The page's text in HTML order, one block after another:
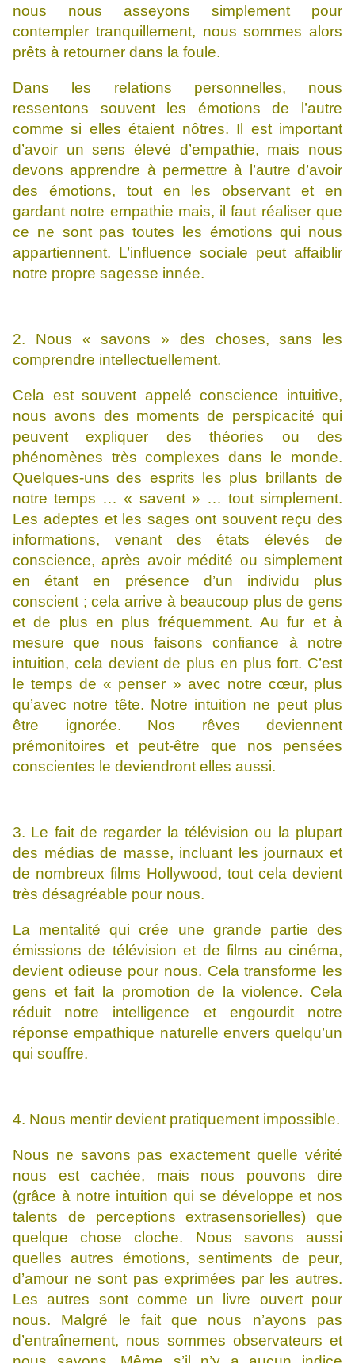
nous nous asseyons simplement pour
contempler tranquillement, nous sommes alors
prêts à retourner dans la foule.
Dans les relations personnelles, nous
ressentons souvent les émotions de l’autre
comme si elles étaient nôtres. Il est important
d’avoir un sens élevé d’empathie, mais nous
devons apprendre à permettre à l’autre d’avoir
des émotions, tout en les observant et en
gardant notre empathie mais, il faut réaliser que
ce ne sont pas toutes les émotions qui nous
appartiennent. L’influence sociale peut affaiblir
notre propre sagesse innée.
2. Nous « savons » des choses, sans les
comprendre intellectuellement.
Cela est souvent appelé conscience intuitive,
nous avons des moments de perspicacité qui
peuvent expliquer des théories ou des
phénomènes très complexes dans le monde.
Quelques-uns des esprits les plus brillants de
notre temps … « savent » … tout simplement.
Les adeptes et les sages ont souvent reçu des
informations, venant des états élevés de
conscience, après avoir médité ou simplement
en étant en présence d’un individu plus
conscient ; cela arrive à beaucoup plus de gens
et de plus en plus fréquemment. Au fur et à
mesure que nous faisons confiance à notre
intuition, cela devient de plus en plus fort. C’est
le temps de « penser » avec notre cœur, plus
qu’avec notre tête. Notre intuition ne peut plus
être ignorée. Nos rêves deviennent
prémonitoires et peut-être que nos pensées
conscientes le deviendront elles aussi.
3. Le fait de regarder la télévision ou la plupart
des médias de masse, incluant les journaux et
de nombreux films Hollywood, tout cela devient
très désagréable pour nous.
La mentalité qui crée une grande partie des
émissions de télévision et de films au cinéma,
devient odieuse pour nous. Cela transforme les
gens et fait la promotion de la violence. Cela
réduit notre intelligence et engourdit notre
réponse empathique naturelle envers quelqu’un
qui souffre.
4. Nous mentir devient pratiquement impossible.
Nous ne savons pas exactement quelle vérité
nous est cachée, mais nous pouvons dire
(grâce à notre intuition qui se développe et nos
talents de perceptions extrasensorielles) que
quelque chose cloche. Nous savons aussi
quelles autres émotions, sentiments de peur,
d’amour ne sont pas exprimées par les autres.
Les autres sont comme un livre ouvert pour
nous. Malgré le fait que nous n’ayons pas
d’entraînement, nous sommes observateurs et